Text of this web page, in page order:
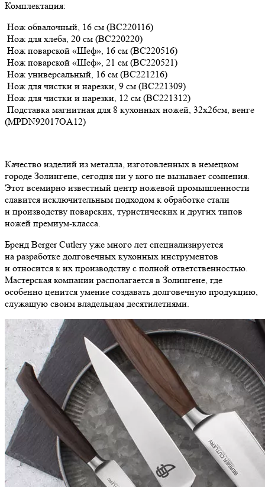
Комплектация:
Нож обвалочный, 16 см (BC220116)
Нож для хлеба, 20 см (BC220220)
Нож поварской «Шеф», 16 см (BC220516)
Нож поварской «Шеф», 21 см (BC220521)
Нож универсальный, 16 см (BC221216)
Нож для чистки и нарезки, 9 см (BC221309)
Нож для чистки и нарезки, 12 см (BC221312)
Подставка магнитная для 8 кухонных ножей, 32х26см, венге
(MPDN92017OA12)
Качество изделий из металла, изготовленных в немецком
городе Золингене, сегодня ни у кого не вызывает сомнения.
Этот всемирно известный центр ножевой промышленности
славится исключительным подходом к обработке стали
и производству поварских, туристических и других типов
ножей премиум-класса.
Бренд Berger Cutlery уже много лет специализируется
на разработке долговечных кухонных инструментов
и относится к их производству с полной ответственностью.
Мастерская компании располагается в Золингене, где
особенно ценится умение создавать долговечную продукцию,
служащую своим владельцам десятилетиями.